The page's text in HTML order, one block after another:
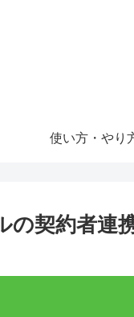
使い方・やり
の契約者連